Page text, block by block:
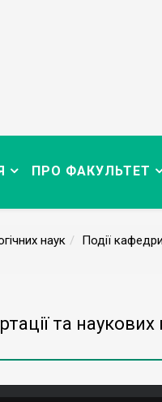
ПРО ФАКУЛЬТЕТ
наук
Події кафедри
та